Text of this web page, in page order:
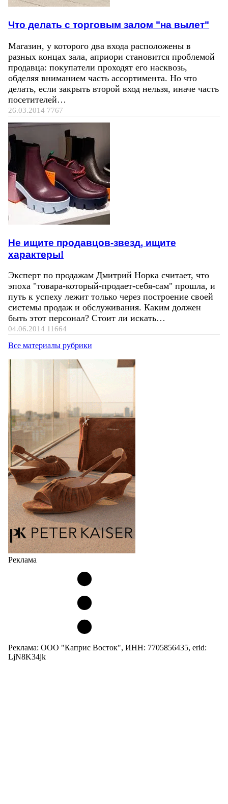
Что делать с торговым залом "на вылет"
Магазин, у которого два входа расположены в
разных концах зала, априори становится проблемой
продавца: покупатели проходят его насквозь,
обделяя вниманием часть ассортимента. Но что
делать, если закрыть второй вход нельзя, иначе часть
посетителей…
26.03.2014 7767
Не ищите продавцов-звезд, ищите
характеры!
Эксперт по продажам Дмитрий Норка считает, что
эпоха "товара-который-продает-себя-сам" прошла, и
путь к успеху лежит только через построение своей
системы продаж и обслуживания. Каким должен
быть этот персонал? Стоит ли искать…
04.06.2014 11664
Все материалы рубрики
Реклама
Реклама: ООО "Каприс Восток", ИНН: 7705856435, erid:
LjN8K34jk